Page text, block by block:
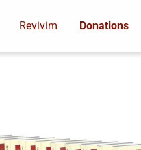
Revivim Donations